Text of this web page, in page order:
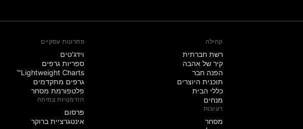
קהילה
רשת חברתית
קיר של אהבה
הפנה חבר
תוכנית היוצרים
כללי הבית
מנחים
רעיונות
מסחר
פתרונות עסקיים
וידג'טים
ספריות גרפים
Lightweight Charts™
גרפים מתקדמים
פלטפורמת מסחר
הזדמנויות צמיחה
פּרסום
אינטגרציית ברוקר